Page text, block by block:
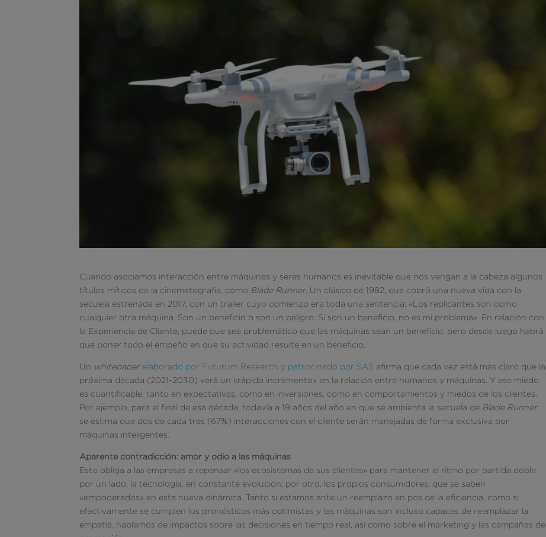
Cuando asociamos interacción entre máquinas y seres humanos es inevitable que nos vengan a la cabeza algunos
títulos míticos de la cinematografía, como Blade Runner. Un clásico de 1982, que cobró una nueva vida con la
secuela estrenada en 2017, con un trailer cuyo comienzo era toda una sentencia: «Los replicantes son como
cualquier otra máquina. Son un beneficio o son un peligro. Si son un beneficio, no es mi problema». En relación con
la Experiencia de Cliente, puede que sea problemático que las máquinas sean un beneficio, pero desde luego habrá
que poner todo el empeño en que su actividad resulte en un beneficio.
Un whitepaper elaborado por Futurum Research y patrocinado por SAS afirma que cada vez está más claro que la
próxima década (2021-2030) verá un «rápido incremento» en la relación entre humanos y máquinas. Y ese miedo
es cuantificable, tanto en expectativas, como en inversiones, como en comportamientos y miedos de los clientes.
Por ejemplo, para el final de esa década, todavía a 19 años del año en que se ambienta la secuela de Blade Runner,
se estima que dos de cada tres (67%) interacciones con el cliente serán manejadas de forma exclusiva por
máquinas inteligentes.
Aparente contradicción: amor y odio a las máquinas
Esto obliga a las empresas a repensar «los ecosistemas de sus clientes» para mantener el ritmo por partida doble:
por un lado, la tecnología, en constante evolución; por otro, los propios consumidores, que se saben
«empoderados» en esta nueva dinámica. Tanto si estamos ante un reemplazo en pos de la eficiencia, como si
efectivamente se cumplen los pronósticos más optimistas y las máquinas son incluso capaces de reemplazar la
empatía, hablamos de impactos sobre las decisiones en tiempo real, así como sobre el marketing y las campañas de